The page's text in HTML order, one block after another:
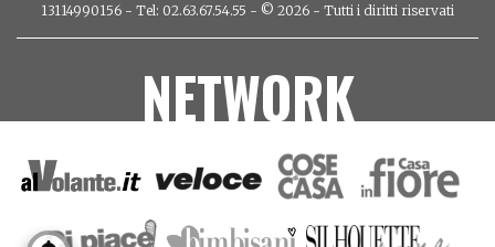
13114990156 - Tel: 02.63.67.54.55 - © 2026 - Tutti i diritti riservati
NETWORK